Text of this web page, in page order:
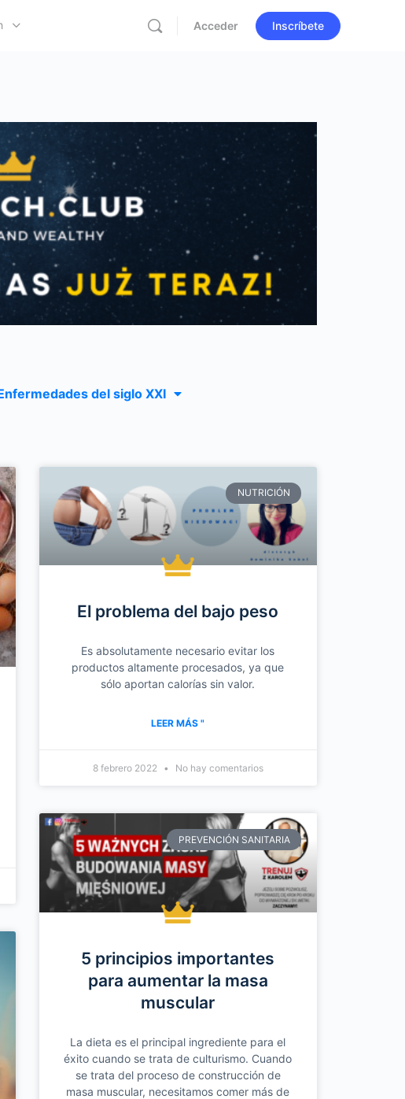
Acceder Inscríbete
del siglo XXI
NUTRICIÓN
El problema del bajo peso
Es absolutamente necesario evitar los
productos altamente procesados, ya que
sólo aportan calorías sin valor.
LEER MÁS "
8 febrero 2022 No hay comentarios
PREVENCIÓN SANITARIA
5 principios importantes
para aumentar la masa
muscular
La dieta es el principal ingrediente para el
éxito cuando se trata de culturismo. Cuando
se trata del proceso de construcción de
masa muscular, necesitamos comer más de